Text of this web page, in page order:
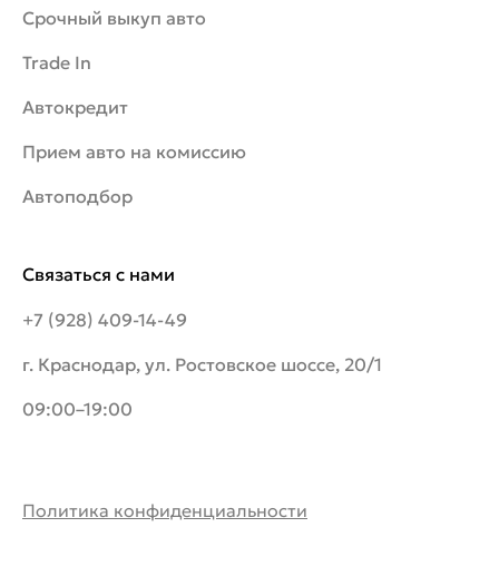
Связаться с нами
+7 (928) 409-14-49
г. Краснодар, ул. Ростовское шоссе, 20/1
09:00–19:00
Срочный выкуп авто
Trade In
Автокредит
Прием авто на комиссию
Автоподбор
Политика конфиденциальности